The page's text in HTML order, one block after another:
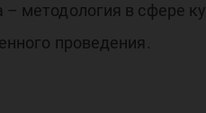
методология в сфере
проведения.